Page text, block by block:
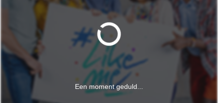
Een moment geduld...